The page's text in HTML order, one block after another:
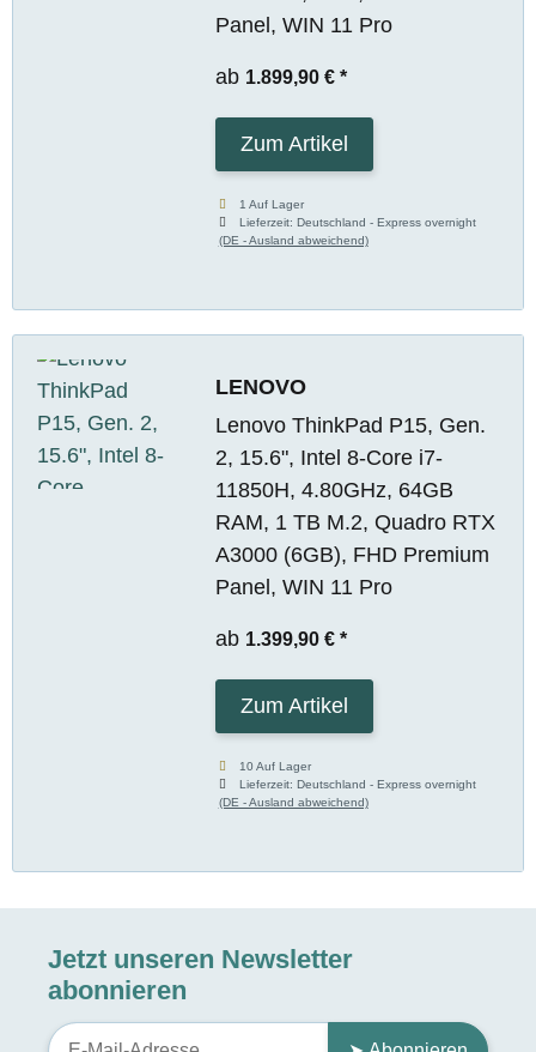
Panel, WIN 11 Pro
ab 1.899,90 € *
Zum Artikel
1 Auf Lager
Lieferzeit:Deutschland - Express overnight
(DE - Ausland abweichend)
LENOVO
Lenovo ThinkPad P15, Gen.
2, 15.6", Intel 8-Core i7-
11850H, 4.80GHz, 64GB
RAM, 1 TB M.2, Quadro RTX
A3000 (6GB), FHD Premium
Panel, WIN 11 Pro
ab 1.399,90 € *
Zum Artikel
10 Auf Lager
Lieferzeit:Deutschland - Express overnight
(DE - Ausland abweichend)
Jetzt unseren Newsletter
abonnieren